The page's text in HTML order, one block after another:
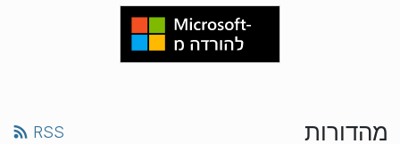
מהדורות RSS